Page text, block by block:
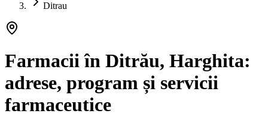
Ditrau
Farmacii în Ditrău, Harghita:
adrese, program și servicii
farmaceutice